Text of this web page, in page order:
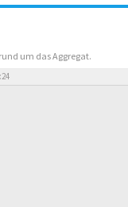
um das Aggregat.